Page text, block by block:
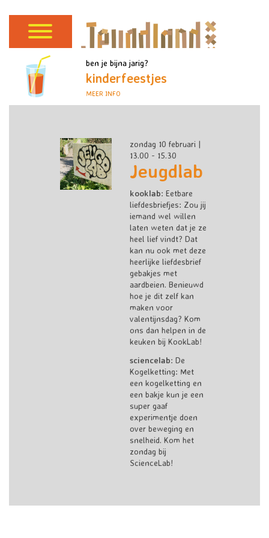
ben je bijna jarig?
kinderfeestjes
MEER INFO
zondag 10 februari |
13.00 - 15.30
Jeugdlab
kooklab: Eetbare
liefdesbriefjes: Zou jij
iemand wel willen
laten weten dat je ze
heel lief vindt? Dat
kan nu ook met deze
heerlijke liefdesbrief
gebakjes met
aardbeien. Benieuwd
hoe je dit zelf kan
maken voor
valentijnsdag? Kom
ons dan helpen in de
keuken bij KookLab!
sciencelab: De
Kogelketting: Met
een kogelketting en
een bakje kun je een
super gaaf
experimentje doen
over beweging en
snelheid. Kom het
zondag bij
ScienceLab!